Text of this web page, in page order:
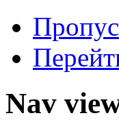
Nav